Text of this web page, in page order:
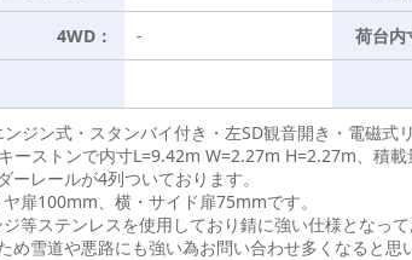
4WD： - 荷台内
ジン式・スタンバイ付き・左SD観音開き・電磁式
ーストンで内寸L=9.42m W=2.27m H=2.27m、積載
レールが4列ついております。
扉100mm、横・サイド扉75mmです。
等ステンレスを使用しており錆に強い仕様となって
め雪道や悪路にも強い為お問い合わせ多くなると思